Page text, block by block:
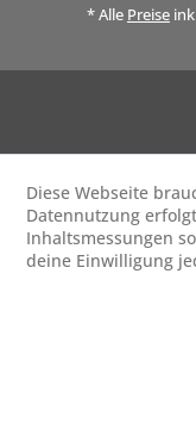
* Alle Preise
Diese Webseite
Datennutzung
Inhaltsmessungen
deine Einwilligung